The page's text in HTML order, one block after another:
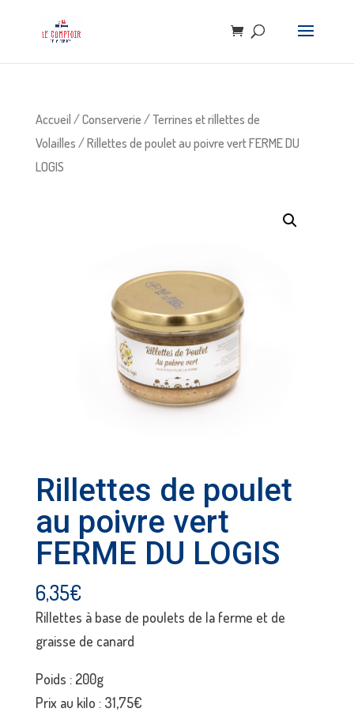
Accueil/Conserverie/Terrines et rillettes de
Volailles/ Rillettes de poulet au poivre vert FERME DU
LOGIS
Rillettes de poulet
au poivre vert
FERME DU LOGIS
6,35€
Rillettes à base de poulets de la ferme et de
graisse de canard
Poids : 200g
Prix au kilo : 31,75€